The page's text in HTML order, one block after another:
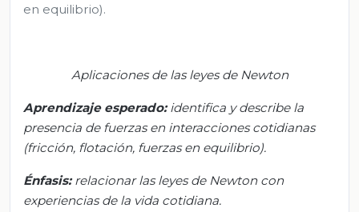
en equilibrio).
Aplicaciones de las leyes de Newton
Aprendizaje esperado:identifica y describe la
presencia de fuerzas en interacciones cotidianas
(fricción, flotación, fuerzas en equilibrio).
Énfasis:relacionar las leyes de Newton con
experiencias de la vida cotidiana.